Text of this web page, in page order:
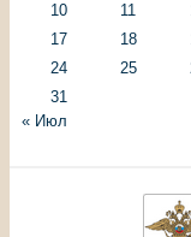
10
11
17
18
24
25
31
« Июл